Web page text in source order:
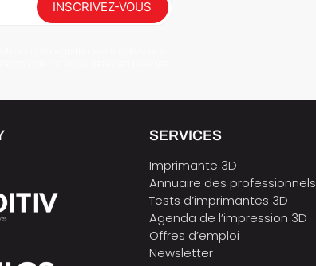
INSCRIVEZ-VOUS
SERVICES
Imprimante 3D
Annuaire des professionnels
Tests d’imprimantes 3D
Agenda de l’impression 3D
Offres d’emploi
Newsletter